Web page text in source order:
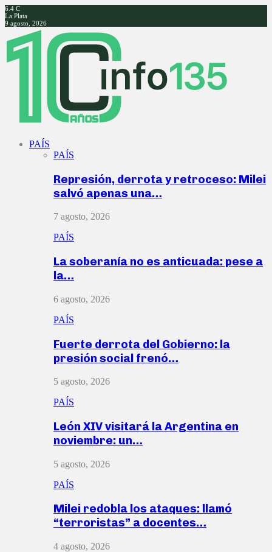
6.4 C
La Plata
9 agosto, 2026
Facebook
Twitter
Instagram
Youtube
PAÍS
PAÍS
Represión, derrota y retroceso: Milei
salvó apenas una…
7 agosto, 2026
PAÍS
La soberanía no es anticuada: pese a
la…
6 agosto, 2026
PAÍS
Fuerte derrota del Gobierno: la
presión social frenó…
5 agosto, 2026
PAÍS
León XIV visitará la Argentina en
noviembre: un…
5 agosto, 2026
PAÍS
Milei redobla los ataques: llamó
“terroristas” a docentes…
4 agosto, 2026